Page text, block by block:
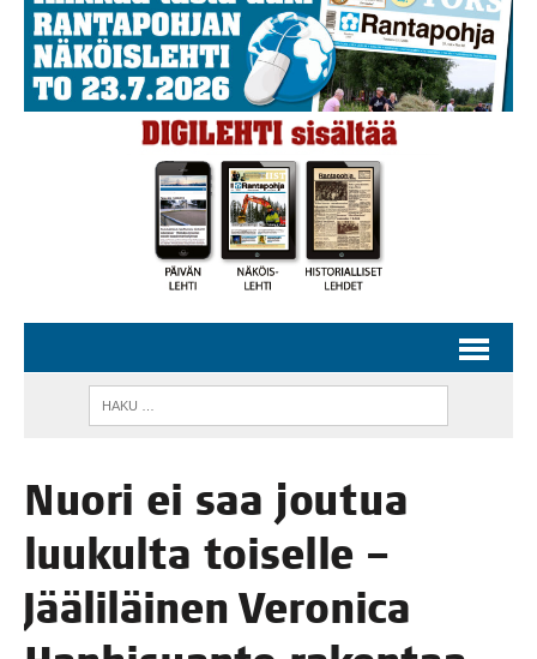
Nuo­ri ei saa jou­tua
luu­kul­ta toi­sel­le –
Jää­li­läi­nen Vero­nica